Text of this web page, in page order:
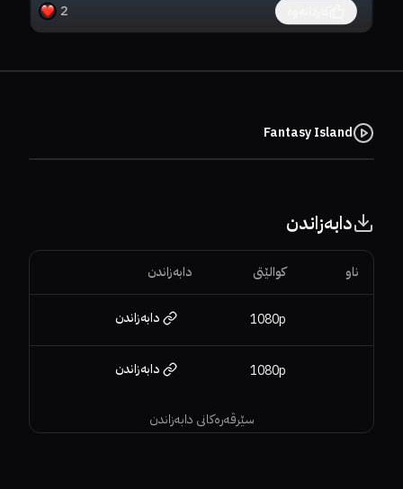
هەلە بۆ بەرامبەرەکەت دەکرێ بەشێکی ژیان و کەسایەتی بە
رۆژێک لە خۆشی رابواردن دروستت کرد
2
Fantasy Island
دابەزاندن
سێرڤەرەکانی دابەزاندن
ناو کوالێتی دابەزاندن
1080p دابەزاندن
1080p دابەزاندن